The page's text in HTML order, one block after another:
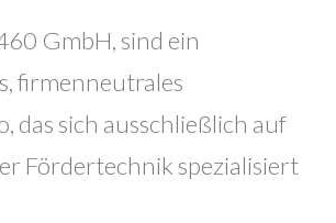
GmbH, sind ein
firmenneutrales
das sich ausschließlich auf
Fördertechnik spezialisiert